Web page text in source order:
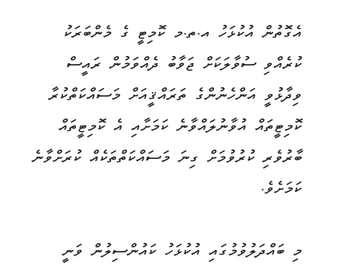
އެގޮތުން އުކުޅަހު އ.ތ.މ ކޮމިޓީ ގެ މެންބަރަކު
ކުރެއްވި ސުވާލަކަށް ޖަވާބު ދެއްވަމުން ރައީސް
ވިދާޅުވީ އަންހެނުންގެ ތަރައްޤީއަށް މަސައްކަތްކުރާ
ކޮމިޓީތައް އުވާނުލައްވާނެ ކަމަށާއި އެ ކޮމިޓީތައް
ބާރުވެރި ކުރުވުމަށް ގިނަ މަސައްކަތްތަކެއް ކުރަށްވާނެ
ކަމަށެވެ.
މި ބައްދަލުވުމުގައި އުކުޅަހު ކައުންސިލުން ވަނީ